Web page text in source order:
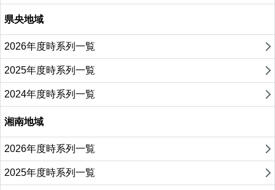
県央地域
2026年度時系列一覧
2025年度時系列一覧
2024年度時系列一覧
湘南地域
2026年度時系列一覧
2025年度時系列一覧